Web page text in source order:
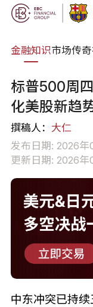
金融知识市场传奇
标普500周
化美股新趋
撰稿人： 大仁
发布日期: 2026年
更新日期: 2026年
中东冲突已持